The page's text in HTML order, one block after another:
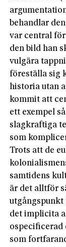
behandlar
var central
den bild han
vulgära
föreställa sig
historia utan
kommit att
ett exempel
slagkraftiga
som
Trots att de
samtidens
är det alltför
utgångspunkt
det implicita
ospecificerad
som